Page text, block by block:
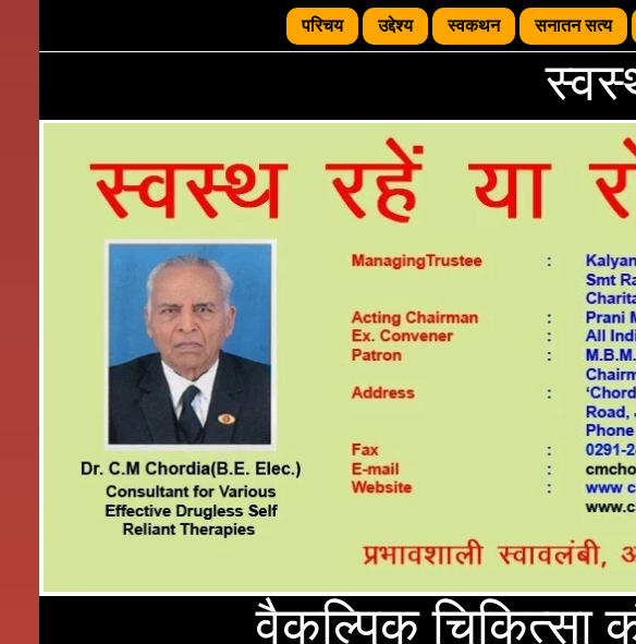
परिचय उद्देश्य स्वकथन सनातन सत्य
वैकल्पिक चिकित्सा